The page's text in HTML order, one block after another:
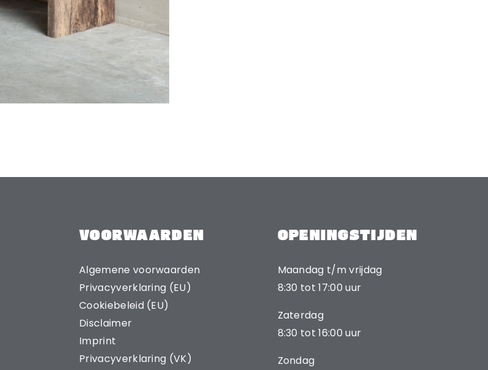
VOORWAARDEN
Algemene voorwaarden
Privacyverklaring (EU)
Cookiebeleid (EU)
Disclaimer
Imprint
Privacyverklaring (VK)
OPENINGSTIJDEN
Maandag t/m vrijdag
8:30 tot 17:00 uur
Zaterdag
8:30 tot 16:00 uur
Zondag